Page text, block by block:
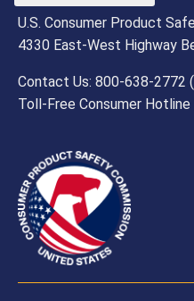
U.S. Consumer Product
4330 East-West Highway
Contact Us: 800-638-2772
Toll-Free Consumer Hotline